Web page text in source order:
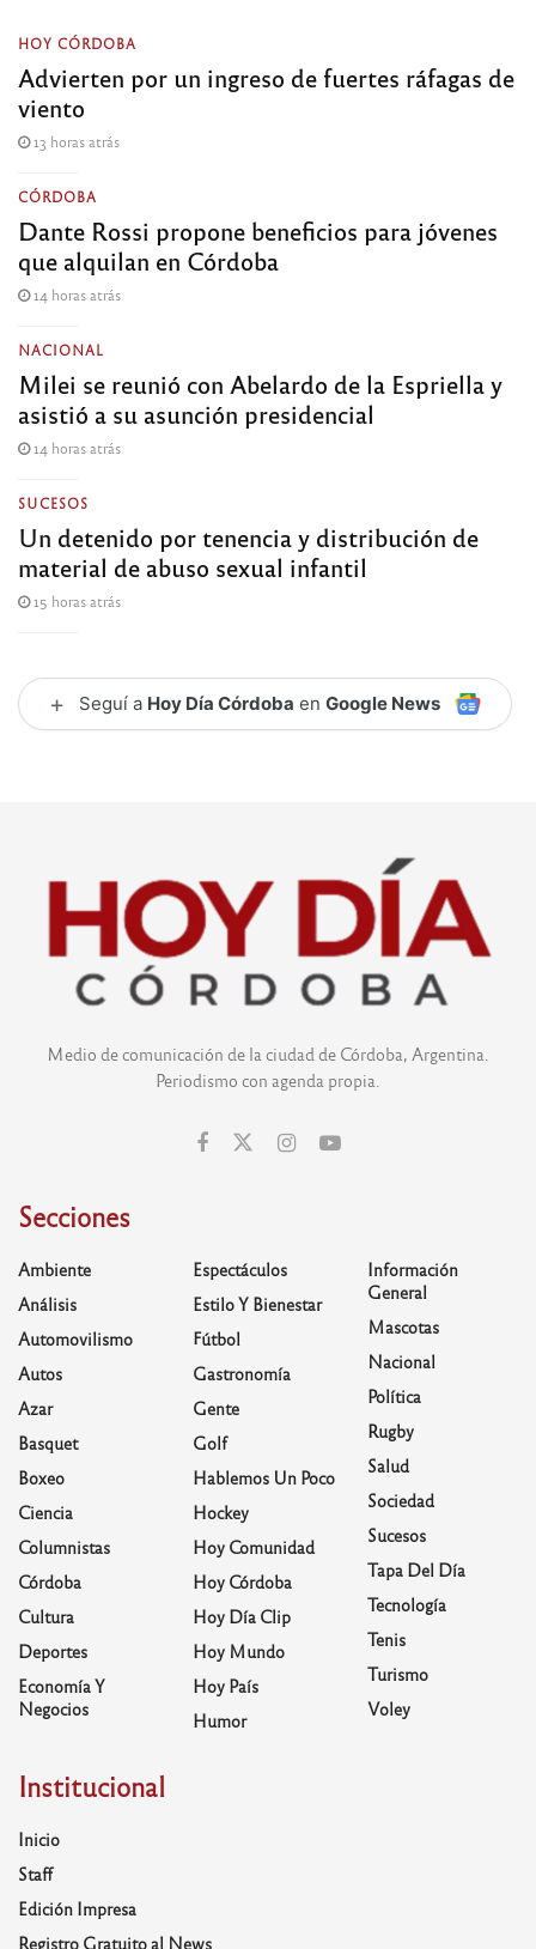
HOY CÓRDOBA
Advierten por un ingreso de fuertes ráfagas de
viento
13 horas atrás
CÓRDOBA
Dante Rossi propone beneficios para jóvenes
que alquilan en Córdoba
14 horas atrás
NACIONAL
Milei se reunió con Abelardo de la Espriella y
asistió a su asunción presidencial
14 horas atrás
SUCESOS
Un detenido por tenencia y distribución de
material de abuso sexual infantil
15 horas atrás
+ Seguí a Hoy Día Córdoba en Google News
Medio de comunicación de la ciudad de Córdoba, Argentina.
Periodismo con agenda propia.
Secciones
Ambiente
Análisis
Automovilismo
Autos
Azar
Basquet
Boxeo
Ciencia
Columnistas
Córdoba
Cultura
Deportes
Economía Y
Negocios
Espectáculos
Estilo Y Bienestar
Fútbol
Gastronomía
Gente
Golf
Hablemos Un Poco
Hockey
Hoy Comunidad
Hoy Córdoba
Hoy Día Clip
Hoy Mundo
Hoy País
Humor
Información
General
Mascotas
Nacional
Política
Rugby
Salud
Sociedad
Sucesos
Tapa Del Día
Tecnología
Tenis
Turismo
Voley
Institucional
Inicio
Staff
Edición Impresa
Registro Gratuito al News